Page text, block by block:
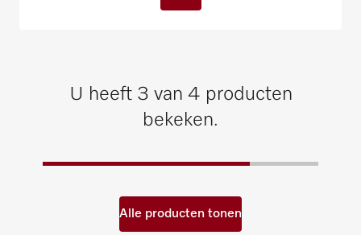
U heeft 3 van 4 producten
bekeken.
Alle producten tonen